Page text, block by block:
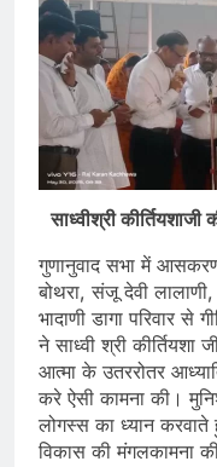
साध्वीश्री
गुणानुवाद सभा में
बोथरा, संजू देवी
भादाणी डागा परिवार से
ने साध्वी श्री
आत्मा के उतररोतर
करे ऐसी कामना की।
लोगस्स का ध्यान करवाते
विकास की मंगलकामना